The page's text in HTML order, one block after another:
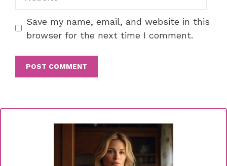
Save my name, email, and website in this
browser for the next time I comment.